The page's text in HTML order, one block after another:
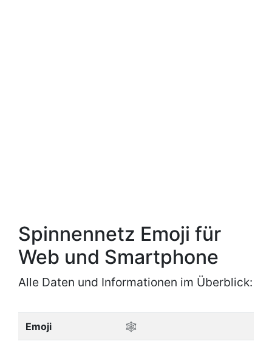
Spinnennetz Emoji für
Web und Smartphone
Alle Daten und Informationen im Überblick:
Emoji 🕸